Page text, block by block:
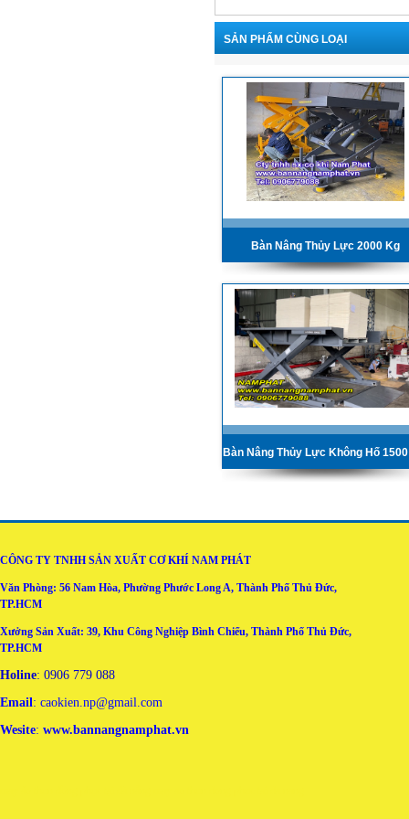
SẢN PHẨM CÙNG LOẠI
Bàn Nâng Thủy Lực 2000 Kg
Bàn Nâng Thủy Lực Không Hố
CÔNG TY TNHH SẢN XUẤT CƠ KHÍ NAM PHÁT
Văn Phòng: 56 Nam Hòa, Phường Phước Long A, Thành Phố Thủ Đức,
TP.HCM
Xưởng Sản Xuất: 39, Khu Công Nghiệp Bình Chiểu, Thành Phố Thủ Đức,
TP.HCM
Holine: 0906 779 088
Email: caokien.np@gmail.com
Wesite: www.bannangnamphat.vn